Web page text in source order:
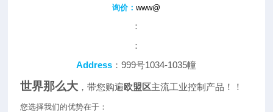
询价：www@
：
：
Address ：999号1034-1035幢
世界那么大 ，带您购遍欧盟区主流工业控制产品！！
您选择我们的优势在于：